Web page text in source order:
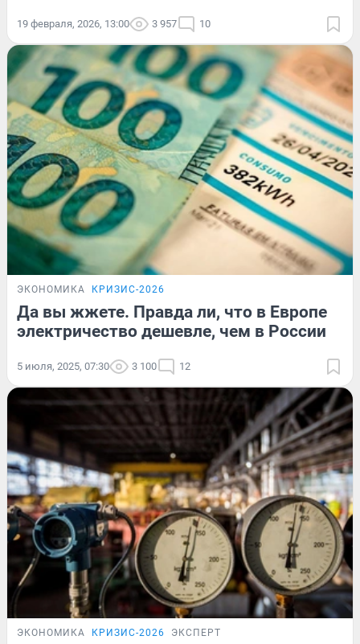
19 февраля, 2026, 13:00 3 957 10
ЭКОНОМИКА КРИЗИС-2026
Да вы жжете. Правда ли, что в Европе
электричество дешевле, чем в России
5 июля, 2025, 07:30 3 100 12
ЭКОНОМИКА КРИЗИС-2026 ЭКСПЕРТ